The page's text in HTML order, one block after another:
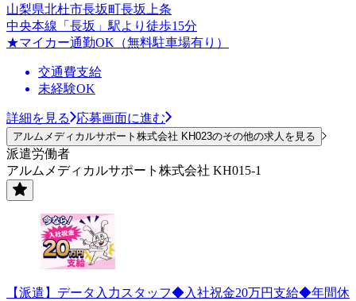
山梨県北杜市長坂町長坂上条
中央本線「長坂」駅より徒歩15分
★マイカー通勤OK（無料駐車場有り）
交通費支給
未経験OK
詳細を見る 応募画面に進む
アルムメディカルサポート株式会社 KH023のその他の求人を見る
派遣労働者
アルムメディカルサポート株式会社 KH015-1
【派遣】データ入力スタッフ◆入社祝金20万円支給◆年間休